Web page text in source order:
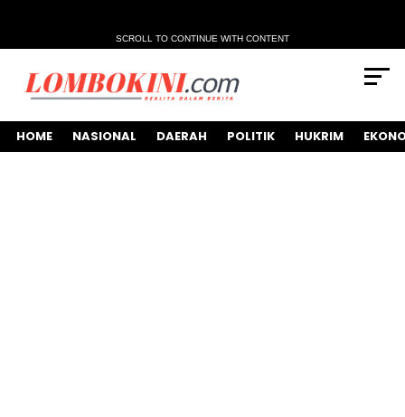
SCROLL TO CONTINUE WITH CONTENT
HOME NASIONAL DAERAH POLITIK HUKRIM